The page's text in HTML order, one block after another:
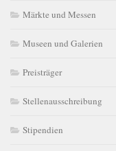
Märkte und Messen
Museen und Galerien
Preisträger
Stellenausschreibung
Stipendien